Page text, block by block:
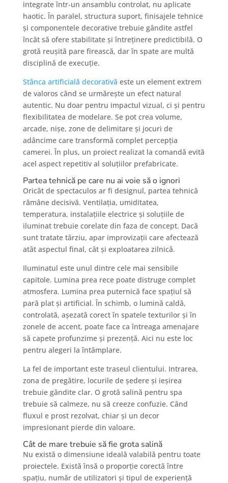
integrate într-un ansamblu controlat, nu aplicate
haotic. În paralel, structura suport, finisajele tehnice
și componentele decorative trebuie gândite astfel
încât să ofere stabilitate și întreținere predictibilă. O
grotă reușită pare firească, dar în spate are multă
disciplină de execuție.
Stânca artificială decorativă este un element extrem
de valoros când se urmărește un efect natural
autentic. Nu doar pentru impactul vizual, ci și pentru
flexibilitatea de modelare. Se pot crea volume,
arcade, nișe, zone de delimitare și jocuri de
adâncime care transformă complet percepția
camerei. În plus, un proiect realizat la comandă evită
acel aspect repetitiv al soluțiilor prefabricate.
Partea tehnică pe care nu ai voie să o ignori
Oricât de spectaculos ar fi designul, partea tehnică
rămâne decisivă. Ventilația, umiditatea,
temperatura, instalațiile electrice și soluțiile de
iluminat trebuie corelate din faza de concept. Dacă
sunt tratate târziu, apar improvizații care afectează
atât aspectul final, cât și exploatarea zilnică.
Iluminatul este unul dintre cele mai sensibile
capitole. Lumina prea rece poate distruge complet
atmosfera. Lumina prea puternică face spațiul să
pară plat și artificial. În schimb, o lumină caldă,
controlată, așezată corect în spatele texturilor și în
zonele de accent, poate face ca întreaga amenajare
să capete profunzime și prezență. Aici nu este loc
pentru alegeri la întâmplare.
La fel de important este traseul clientului. Intrarea,
zona de pregătire, locurile de ședere și ieșirea
trebuie gândite clar. O grotă salină pentru spa
trebuie să calmeze, nu să creeze confuzie. Când
fluxul e prost rezolvat, chiar și un decor
impresionant pierde din valoare.
Cât de mare trebuie să fie grota salină
Nu există o dimensiune ideală valabilă pentru toate
proiectele. Există însă o proporție corectă între
spațiu, număr de utilizatori și tipul de experiență